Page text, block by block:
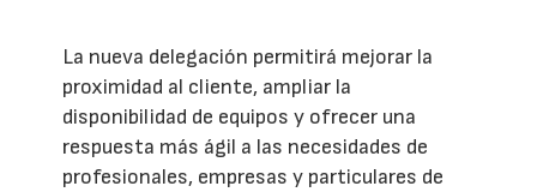
La nueva delegación permitirá mejorar la
proximidad al cliente, ampliar la
disponibilidad de equipos y ofrecer una
respuesta más ágil a las necesidades de
profesionales, empresas y particulares de